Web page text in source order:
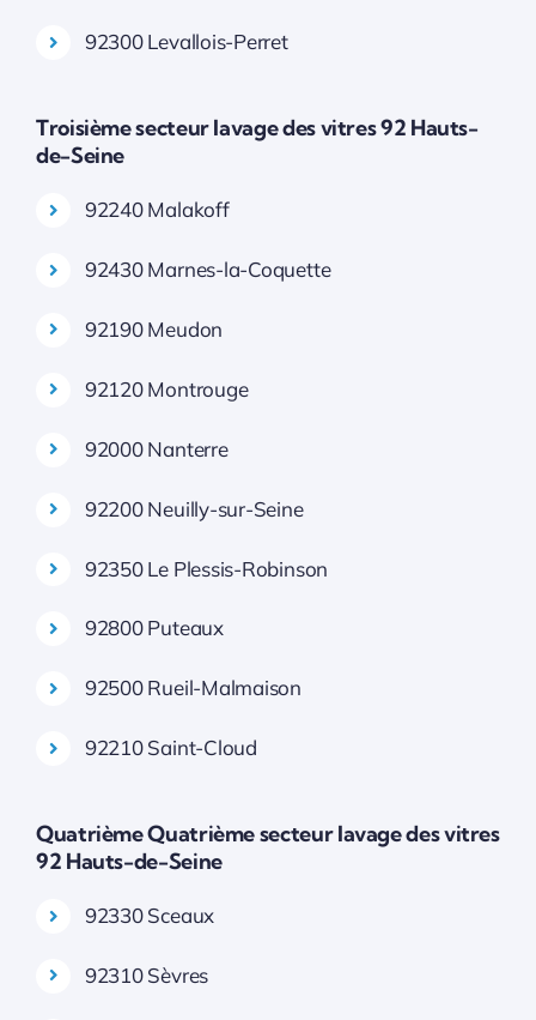
92300 Levallois-Perret
Troisième secteur lavage des vitres 92 Hauts-
de-Seine
92240 Malakoff
92430 Marnes-la-Coquette
92190 Meudon
92120 Montrouge
92000 Nanterre
92200 Neuilly-sur-Seine
92350 Le Plessis-Robinson
92800 Puteaux
92500 Rueil-Malmaison
92210 Saint-Cloud
Quatrième Quatrième secteur lavage des vitres
92 Hauts-de-Seine
92330 Sceaux
92310 Sèvres